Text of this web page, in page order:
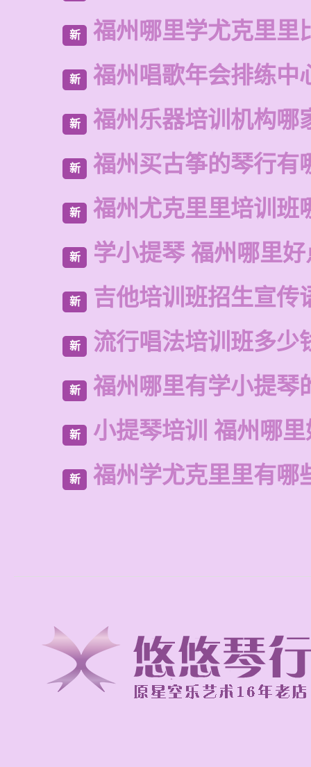
新 福州哪里学尤克里里
新 福州唱歌年会排练中
新 福州乐器培训机构哪
新 福州买古筝的琴行有
新 福州尤克里里培训班
新 学小提琴 福州哪里好
新 吉他培训班招生宣传
新 流行唱法培训班多少
新 福州哪里有学小提琴
新 小提琴培训 福州哪
新 福州学尤克里里有哪